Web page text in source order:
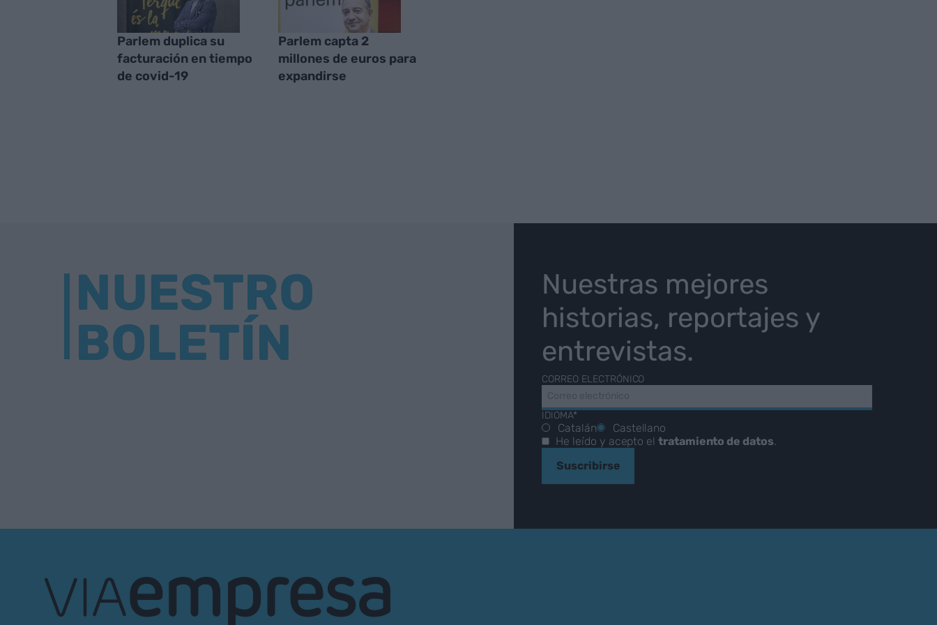
Parlem duplica su
facturación en tiempo
de covid-19
Parlem capta 2
millones de euros para
expandirse
NUESTRO
BOLETÍN
Nuestras mejores
historias, reportajes y
entrevistas.
CORREO ELECTRÓNICO
IDIOMA*
Catalán
Castellano
He leído y acepto eltratamiento de datos.
Suscribirse